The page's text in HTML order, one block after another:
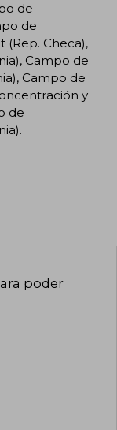
de
de
(Rep. Checa),
Campo de
Campo de
y
de
poder